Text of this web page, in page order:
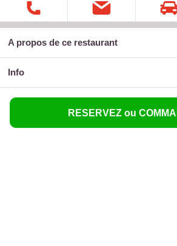
A propos de ce restaurant
Info
RESERVEZ ou